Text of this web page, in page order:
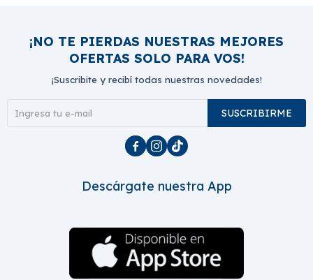
¡NO TE PIERDAS NUESTRAS MEJORES
OFERTAS SOLO PARA VOS!
¡Suscribite y recibí todas nuestras novedades!
SUSCRIBIRME
  
Descárgate nuestra App